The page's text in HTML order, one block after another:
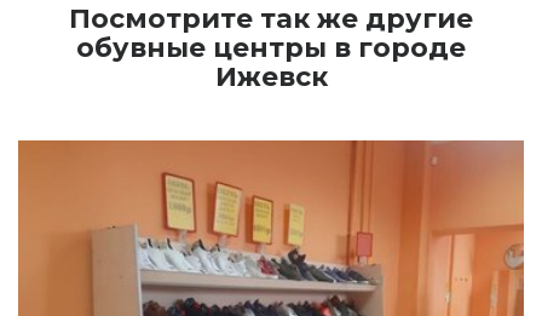
Посмотрите так же другие
обувные центры в городе
Ижевск